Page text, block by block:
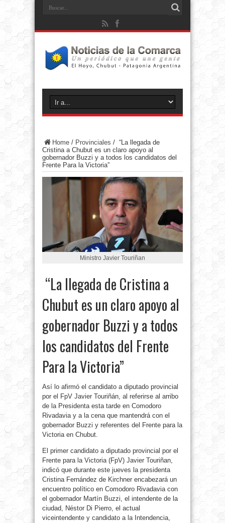
Home / Provinciales / “La llegada de
Cristina a Chubut es un claro apoyo al
gobernador Buzzi y a todos los candidatos del
Frente Para la Victoria”
Ministro Javier Touriñan
“La llegada de Cristina a
Chubut es un claro apoyo al
gobernador Buzzi y a todos
los candidatos del Frente
Para la Victoria”
Así lo afirmó el candidato a diputado provincial
por el FpV Javier Touriñán, al referirse al arribo
de la Presidenta esta tarde en Comodoro
Rivadavia y a la cena que mantendrá con el
gobernador Buzzi y referentes del Frente para la
Victoria en Chubut.
El primer candidato a diputado provincial por el
Frente para la Victoria (FpV) Javier Touriñan,
indicó que durante este jueves la presidenta
Cristina Fernández de Kirchner encabezará un
encuentro político en Comodoro Rivadavia con
el gobernador Martín Buzzi, el intendente de la
ciudad, Néstor Di Pierro, el actual
viceintendente y candidato a la Intendencia,